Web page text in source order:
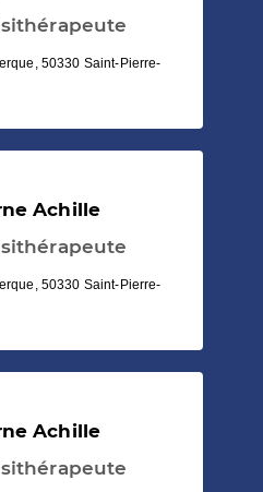
50330 Saint-Pierre-
Achille
50330 Saint-Pierre-
Achille